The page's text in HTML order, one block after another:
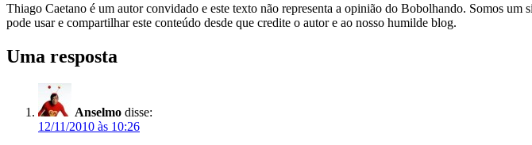
Thiago Caetano é um autor convidado e este texto não representa a opinião do Bobolhando. Somos
pode usar e compartilhar este conteúdo desde que credite o autor e ao nosso humilde blog.
Uma resposta
Anselmo disse:
12/11/2010 às 10:26